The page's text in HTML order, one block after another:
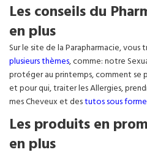
Les conseils du
en plus
Sur le site de la Parapharmacie, vous
plusieurs thèmes, comme: notre
protéger au printemps, comment se
et pour qui, traiter les Allergies,
mes Cheveux et destutos sous
Les produits en
en plus